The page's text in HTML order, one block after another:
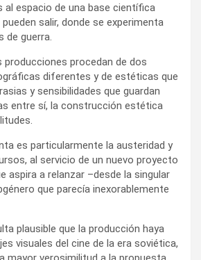
espacio de una base científica
salir, donde se experimenta
de guerra.
producciones procedan de dos
diferentes y de estéticas que
y sensibilidades que guardan
entre sí, la construcción estética
es particularmente la austeridad y
al servicio de un nuevo proyecto
aspira a relanzar –desde la singular
que parecía inexorablemente
plausible que la producción haya
visuales del cine de la era soviética,